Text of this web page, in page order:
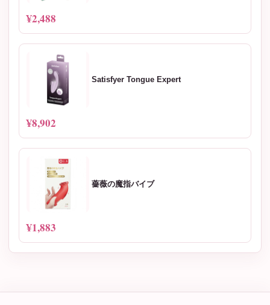
¥2,488
Satisfyer Tongue Expert
¥8,902
薔薇の魔指バイブ
¥1,883